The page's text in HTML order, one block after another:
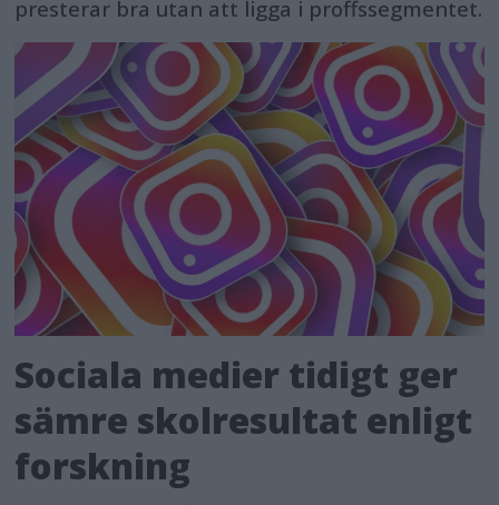
presterar bra utan att ligga i proffssegmentet.
Sociala medier tidigt ger
sämre skolresultat enligt
forskning